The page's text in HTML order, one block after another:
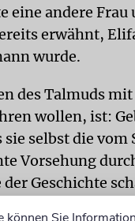
eine andere Frau
erwähnt,
wurde.
des Talmuds
wollen, ist:
selbst die vom
Vorsehung
Geschichte